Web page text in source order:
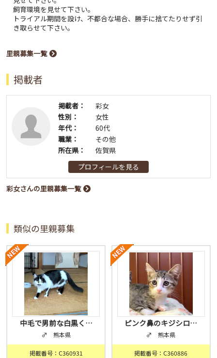
飼育環境を見せて下さい。
トライアル期間を設け、不都合な場合、勝手に捨てたりせず引
き取らせて下さい。
里親募集一覧
掲載者
掲載者：
彩女
性別：
女性
年代：
60代
職業：
その他
所在県：
佐賀県
プロフィールを見る
彩女さんの里親募集一覧
類似の里親募集
中毛で男前な白黒く…
♂ 熊本県
掲載番号：C360931
ピンク鼻のキジシロ…
♂ 熊本県
掲載番号：C360886